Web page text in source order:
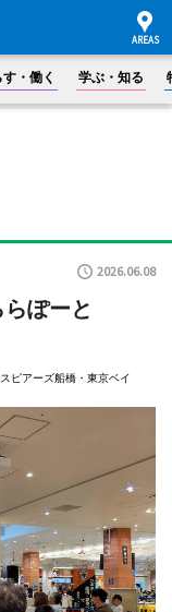
・働く 学ぶ・知る
2026.06.08
ぽーと
ピアーズ船橋・東京ベイ